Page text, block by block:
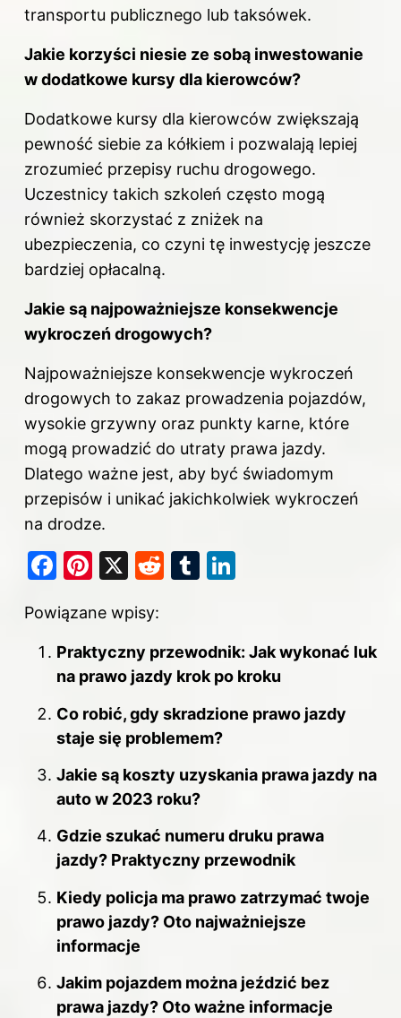
transportu publicznego lub taksówek.
Jakie korzyści niesie ze sobą inwestowanie
w dodatkowe kursy dla kierowców?
Dodatkowe kursy dla kierowców zwiększają
pewność siebie za kółkiem i pozwalają lepiej
zrozumieć przepisy ruchu drogowego.
Uczestnicy takich szkoleń często mogą
również skorzystać z zniżek na
ubezpieczenia, co czyni tę inwestycję jeszcze
bardziej opłacalną.
Jakie są najpoważniejsze konsekwencje
wykroczeń drogowych?
Najpoważniejsze konsekwencje wykroczeń
drogowych to zakaz prowadzenia pojazdów,
wysokie grzywny oraz punkty karne, które
mogą prowadzić do utraty prawa jazdy.
Dlatego ważne jest, aby być świadomym
przepisów i unikać jakichkolwiek wykroczeń
na drodze.
F
c
e
b
o
o
k
Pi
er
e
st
X
R
di
t
T
bl
r
e
dI
n
Powiązane wpisy:
Praktyczny przewodnik: Jak wykonać luk
na prawo jazdy krok po kroku
Co robić, gdy skradzione prawo jazdy
staje się problemem?
Jakie są koszty uzyskania prawa jazdy na
auto w 2023 roku?
Gdzie szukać numeru druku prawa
jazdy? Praktyczny przewodnik
Kiedy policja ma prawo zatrzymać twoje
prawo jazdy? Oto najważniejsze
informacje
Jakim pojazdem można jeździć bez
prawa jazdy? Oto ważne informacje